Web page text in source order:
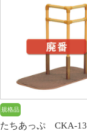
規格品
たちあっぷ CKA-13